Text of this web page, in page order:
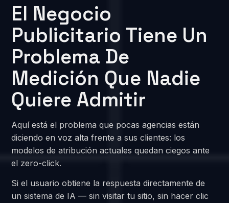
El Negocio
Publicitario Tiene Un
Problema De
Medición Que Nadie
Quiere Admitir
Aquí está el problema que pocas agencias están
diciendo en voz alta frente a sus clientes: los
modelos de atribución actuales quedan ciegos ante
el zero-click.
Si el usuario obtiene la respuesta directamente de
un sistema de IA — sin visitar tu sitio, sin hacer clic